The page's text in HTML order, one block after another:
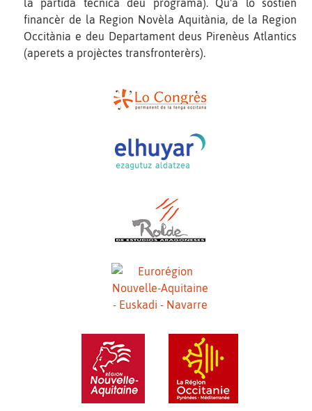
la partida tecnica deu programa). Qu'a lo sostien
financèr de la Region Novèla Aquitània, de la Region
Occitània e deu Departament deus Pirenèus Atlantics
(aperets a projèctes transfronterèrs).